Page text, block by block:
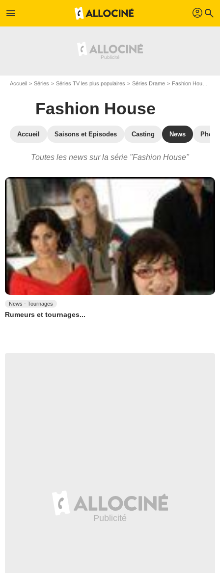
menu profil search
Accueil Séries Séries TV les plus populaires Séries Drame Fashion House
Fashion House
Accueil Saisons et Episodes Casting News
Toutes les news sur la série "Fashion House"
News - Tournages
Rumeurs et tournages...